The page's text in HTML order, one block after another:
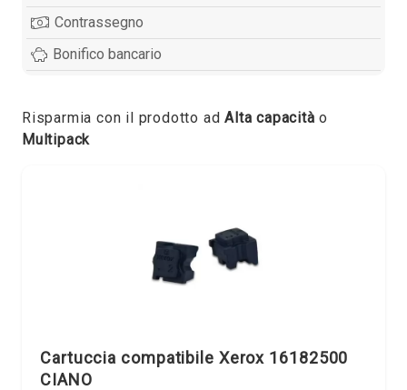
Contrassegno
Bonifico bancario
Risparmia con il prodotto adAlta capacità o
Multipack
Cartuccia compatibile Xerox 16182500
CIANO